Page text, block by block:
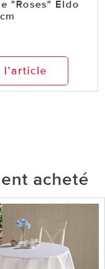
"Roses" Eldo
l’article
acheté